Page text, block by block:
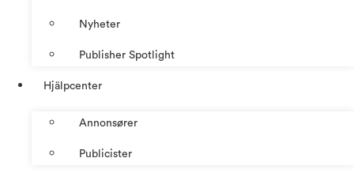
Nyheter
Publisher Spotlight
Hjälpcenter
Annonsører
Publicister